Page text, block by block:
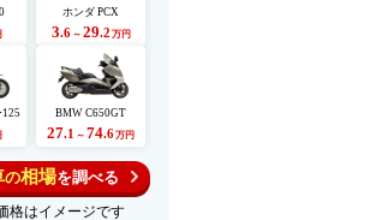
ホンダ PCX
3.6 ～ 29.2 万円
BMW C650GT
27.1 ～ 74.6万円
の相場を調べる
格はイメージです